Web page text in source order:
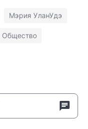
Мэрия УланУдэ
Общество